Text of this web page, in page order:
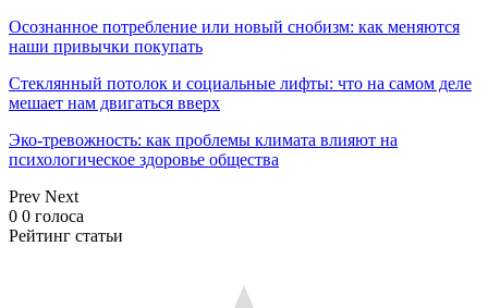
Осознанное потребление или новый снобизм: как меняются
наши привычки покупать
Стеклянный потолок и социальные лифты: что на самом деле
мешает нам двигаться вверх
Эко-тревожность: как проблемы климата влияют на
психологическое здоровье общества
Prev Next
0 0 голоса
Рейтинг статьи